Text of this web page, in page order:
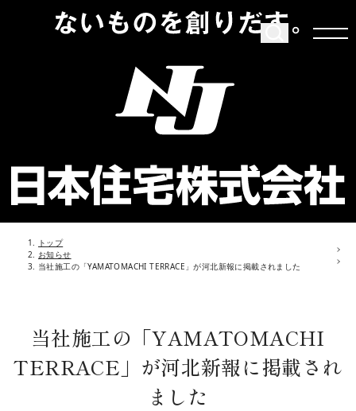
トップ
お知らせ
当社施工の「YAMATOMACHI TERRACE」が河北新報に掲載されました
当社施工の「YAMATOMACHI
TERRACE」が河北新報に掲載され
ました